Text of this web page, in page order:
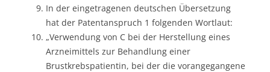
In der eingetragenen deutschen Übersetzung
hat der Patentanspruch 1 folgenden Wortlaut:
„Verwendung von C bei der Herstellung eines
Arzneimittels zur Behandlung einer
Brustkrebspatientin, bei der die vorangegangene